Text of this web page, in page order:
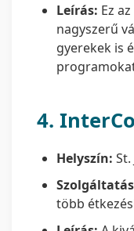
Leírás: Ez
nagyszerű
gyerekek is
4.
Helyszín: St.
több